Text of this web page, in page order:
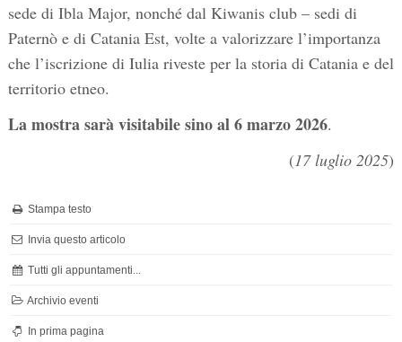
sede di Ibla Major, nonché dal Kiwanis club – sedi di
Paternò e di Catania Est, volte a valorizzare l’importanza
che l’iscrizione di Iulia riveste per la storia di Catania e del
territorio etneo.
La mostra sarà visitabile sino al 6 marzo 2026.
(17 luglio 2025)
Stampa testo
Invia questo articolo
Tutti gli appuntamenti...
Archivio eventi
In prima pagina